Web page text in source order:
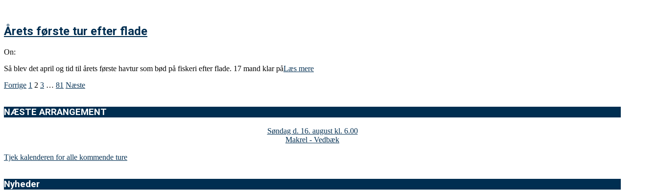
Årets første tur efter flade
On:
Så blev det april og tid til årets første havtur som bød på fiskeri efter flade. 17 mand klar påLæs mere
Indlægsinddeling
Forrige 1 2 3 … 81 Næste
NÆSTE ARRANGEMENT
Søndag d. 16. august kl. 6.00
Makrel - Vedbæk
Tjek kalenderen for alle kommende ture
Nyheder